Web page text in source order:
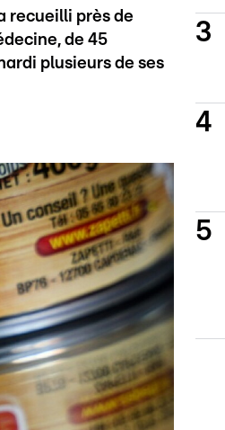
recueilli près de
de 45
plusieurs de ses